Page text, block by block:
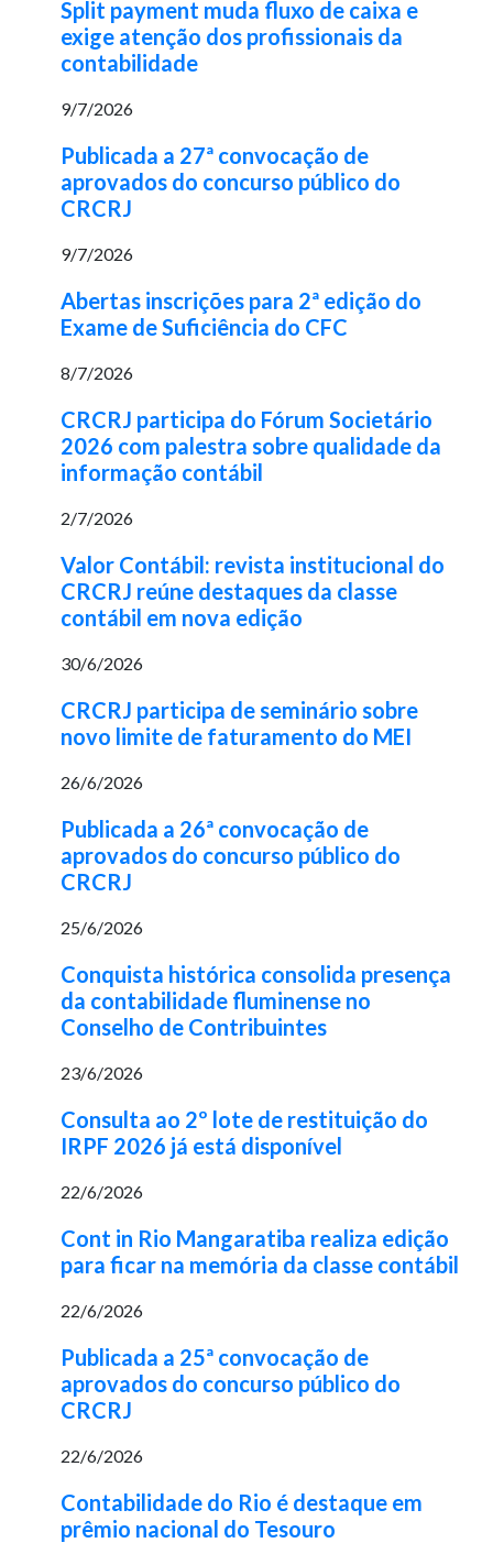
Split payment muda fluxo de caixa e
exige atenção dos profissionais da
contabilidade
9/7/2026
Publicada a 27ª convocação de
aprovados do concurso público do
CRCRJ
9/7/2026
Abertas inscrições para 2ª edição do
Exame de Suficiência do CFC
8/7/2026
CRCRJ participa do Fórum Societário
2026 com palestra sobre qualidade da
informação contábil
2/7/2026
Valor Contábil: revista institucional do
CRCRJ reúne destaques da classe
contábil em nova edição
30/6/2026
CRCRJ participa de seminário sobre
novo limite de faturamento do MEI
26/6/2026
Publicada a 26ª convocação de
aprovados do concurso público do
CRCRJ
25/6/2026
Conquista histórica consolida presença
da contabilidade fluminense no
Conselho de Contribuintes
23/6/2026
Consulta ao 2º lote de restituição do
IRPF 2026 já está disponível
22/6/2026
Cont in Rio Mangaratiba realiza edição
para ficar na memória da classe contábil
22/6/2026
Publicada a 25ª convocação de
aprovados do concurso público do
CRCRJ
22/6/2026
Contabilidade do Rio é destaque em
prêmio nacional do Tesouro